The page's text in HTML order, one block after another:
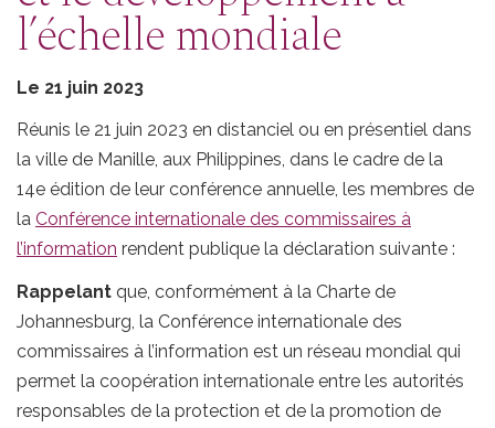
l’échelle mondiale
Le 21 juin 2023
Réunis le 21 juin 2023 en distanciel ou en présentiel dans
la ville de Manille, aux Philippines, dans le cadre de la
14e édition de leur conférence annuelle, les membres de
la Conférence internationale des commissaires à
l’information rendent publique la déclaration suivante :
Rappelant que, conformément à la Charte de
Johannesburg, la Conférence internationale des
commissaires à l’information est un réseau mondial qui
permet la coopération internationale entre les autorités
responsables de la protection et de la promotion de